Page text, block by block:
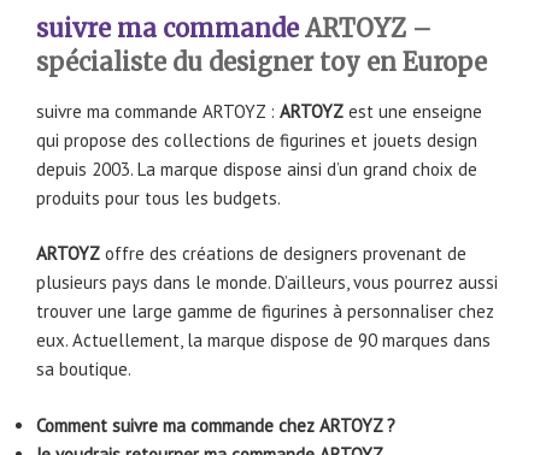
suivre ma commandeARTOYZ –
spécialiste du designer toy en Europe
suivre ma commande ARTOYZ : ARTOYZ est une enseigne
qui propose des collections de figurines et jouets design
depuis 2003. La marque dispose ainsi d’un grand choix de
produits pour tous les budgets.
ARTOYZ offre des créations de designers provenant de
plusieurs pays dans le monde. D’ailleurs, vous pourrez aussi
trouver une large gamme de figurines à personnaliser chez
eux. Actuellement, la marque dispose de 90 marques dans
sa boutique.
Comment suivre ma commande chez ARTOYZ ?